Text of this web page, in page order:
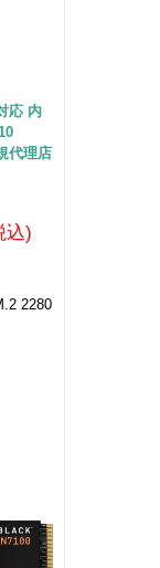
応 内
代理店
込)
2280